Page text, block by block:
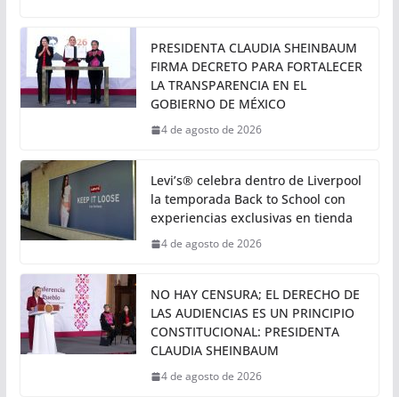
PRESIDENTA CLAUDIA SHEINBAUM
FIRMA DECRETO PARA FORTALECER
LA TRANSPARENCIA EN EL
GOBIERNO DE MÉXICO
4 de agosto de 2026
Levi’s® celebra dentro de Liverpool
la temporada Back to School con
experiencias exclusivas en tienda
4 de agosto de 2026
NO HAY CENSURA; EL DERECHO DE
LAS AUDIENCIAS ES UN PRINCIPIO
CONSTITUCIONAL: PRESIDENTA
CLAUDIA SHEINBAUM
4 de agosto de 2026